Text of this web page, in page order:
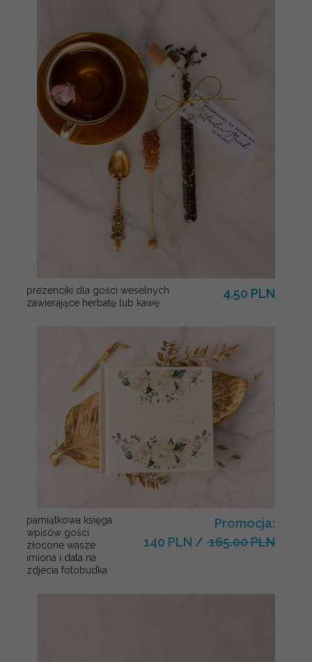
prezenciki dla gości weselnych
zawierające herbatę lub kawę
4.50 PLN
pamiątkowa księga
wpisów gości
złocone wasze
imiona i data na
zdjecia fotobudka
Promocja:
140 PLN / 165.00 PLN